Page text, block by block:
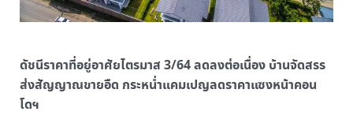
ดัชนีราคาที่อยู่อาศัยไตรมาส 3/64 ลดลงต่อเนื่อง บ้านจัดสรร
ส่งสัญญาณขายอืด กระหน่ำแคมเปญลดราคาแซงหน้าคอน
โดฯ